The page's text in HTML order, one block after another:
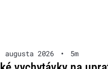
augusta 2026 • 5m